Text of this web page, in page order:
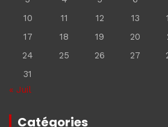
10
11 12 13
17
18 19 20
24
25 26 27
31
« Juil
Catégories